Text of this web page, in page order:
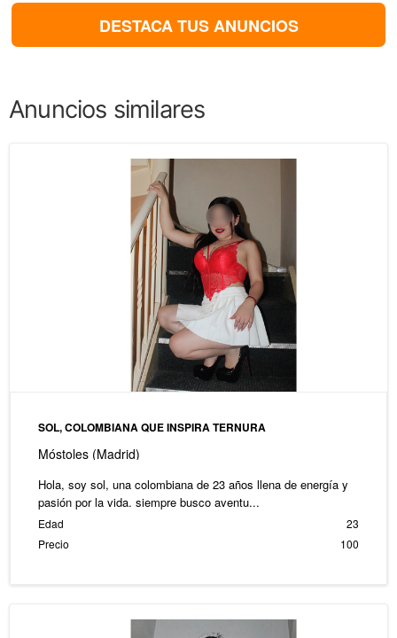
DESTACA TUS ANUNCIOS
Anuncios similares
SOL, COLOMBIANA QUE INSPIRA TERNURA
Móstoles (Madrid)
Hola, soy sol, una colombiana de 23 años llena de energía y
pasión por la vida. siempre busco aventu...
Edad
23
Precio
100